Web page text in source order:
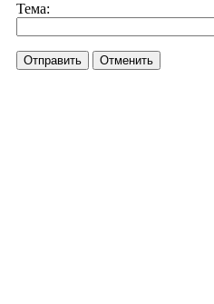
Тема:
Отправить Отменить